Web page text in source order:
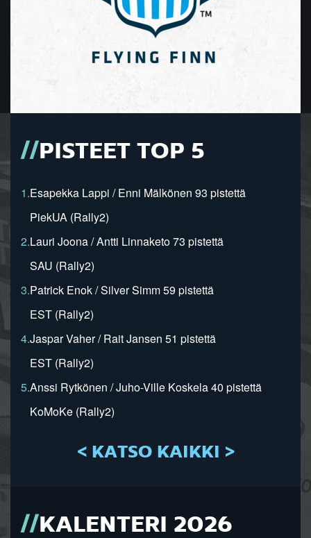
PISTEET TOP 5
1.Esapekka Lappi / Enni Mälkönen 93 pistettä
PiekUA (Rally2)
2.Lauri Joona / Antti Linnaketo 73 pistettä
SAU (Rally2)
3.Patrick Enok / Silver Simm 59 pistettä
EST (Rally2)
4.Jaspar Vaher / Rait Jansen 51 pistettä
EST (Rally2)
5.Anssi Rytkönen / Juho-Ville Koskela 40 pistettä
KoMoKe (Rally2)
< KATSO KAIKKI >
KALENTERI 2026